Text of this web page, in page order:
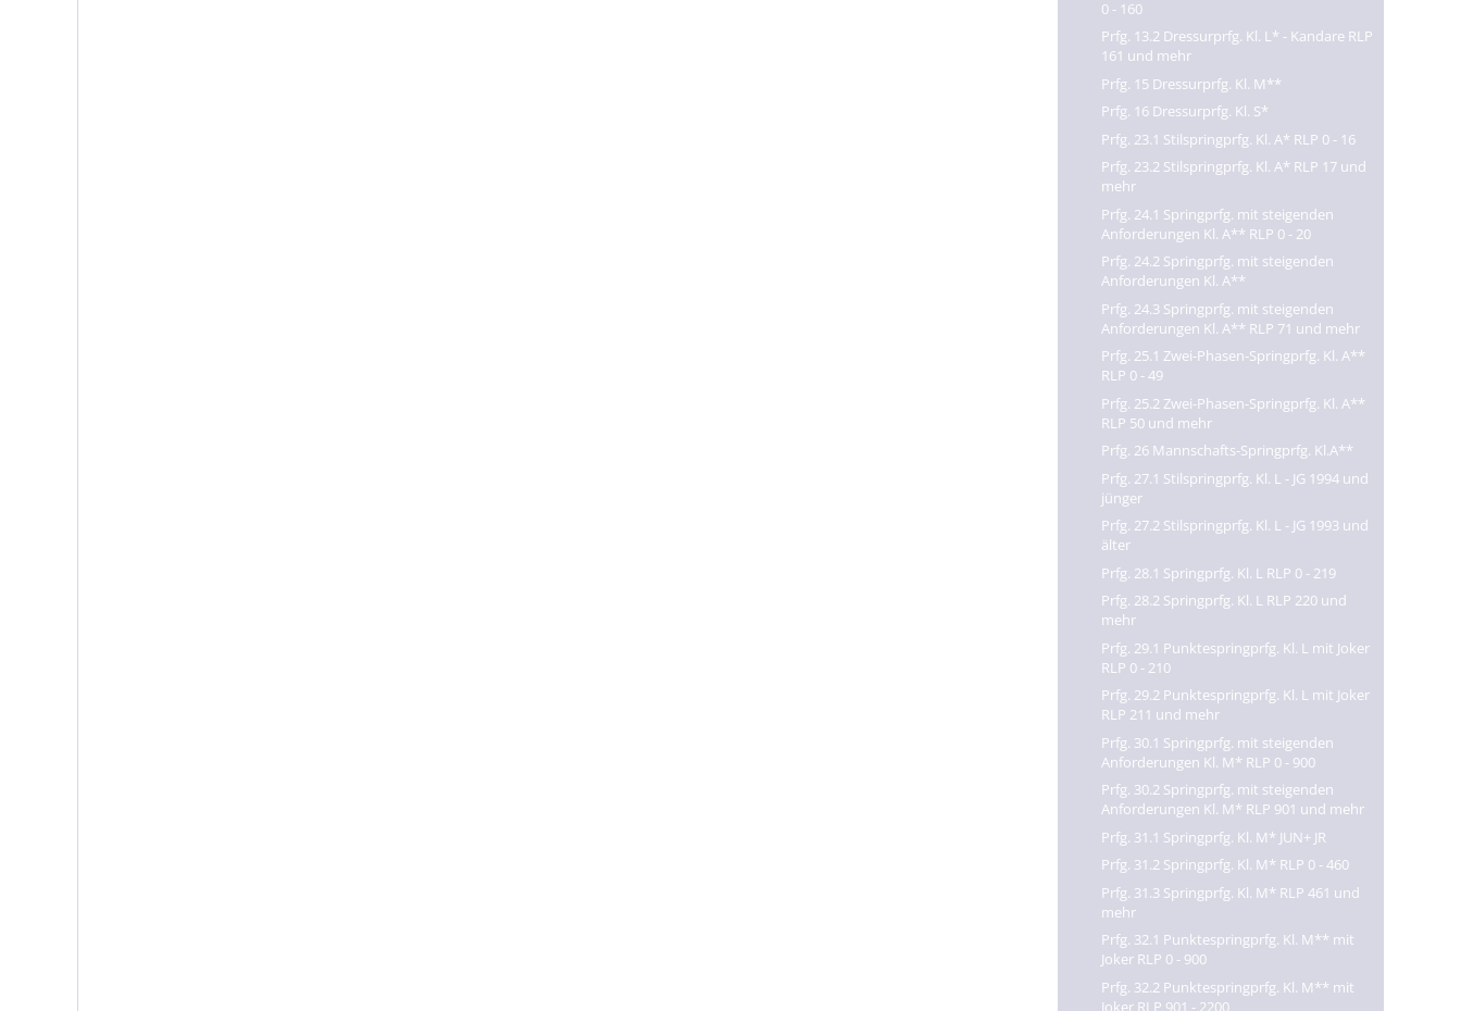
0 - 160
Prfg. 13.2 Dressurprfg. Kl. L* - Kandare RLP
161 und mehr
Prfg. 15 Dressurprfg. Kl. M**
Prfg. 16 Dressurprfg. Kl. S*
Prfg. 23.1 Stilspringprfg. Kl. A* RLP 0 - 16
Prfg. 23.2 Stilspringprfg. Kl. A* RLP 17 und
mehr
Prfg. 24.1 Springprfg. mit steigenden
Anforderungen Kl. A** RLP 0 - 20
Prfg. 24.2 Springprfg. mit steigenden
Anforderungen Kl. A**
Prfg. 24.3 Springprfg. mit steigenden
Anforderungen Kl. A** RLP 71 und mehr
Prfg. 25.1 Zwei-Phasen-Springprfg. Kl. A**
RLP 0 - 49
Prfg. 25.2 Zwei-Phasen-Springprfg. Kl. A**
RLP 50 und mehr
Prfg. 26 Mannschafts-Springprfg. Kl.A**
Prfg. 27.1 Stilspringprfg. Kl. L - JG 1994 und
jünger
Prfg. 27.2 Stilspringprfg. Kl. L - JG 1993 und
älter
Prfg. 28.1 Springprfg. Kl. L RLP 0 - 219
Prfg. 28.2 Springprfg. Kl. L RLP 220 und
mehr
Prfg. 29.1 Punktespringprfg. Kl. L mit Joker
RLP 0 - 210
Prfg. 29.2 Punktespringprfg. Kl. L mit Joker
RLP 211 und mehr
Prfg. 30.1 Springprfg. mit steigenden
Anforderungen Kl. M* RLP 0 - 900
Prfg. 30.2 Springprfg. mit steigenden
Anforderungen Kl. M* RLP 901 und mehr
Prfg. 31.1 Springprfg. Kl. M* JUN+ JR
Prfg. 31.2 Springprfg. Kl. M* RLP 0 - 460
Prfg. 31.3 Springprfg. Kl. M* RLP 461 und
mehr
Prfg. 32.1 Punktespringprfg. Kl. M** mit
Joker RLP 0 - 900
Prfg. 32.2 Punktespringprfg. Kl. M** mit
Joker RLP 901 - 2200